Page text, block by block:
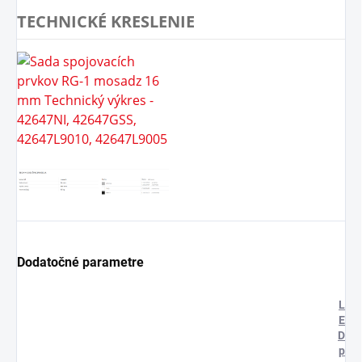
TECHNICKÉ KRESLENIE
Dodatočné parametre
L
E
D
p